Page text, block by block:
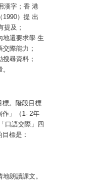
漢字；香 港
1990）提 出
提及；
地還要求學 生
際能力；
尋資料；
標。階段目標
作」（1- 2年
口語交際」四
標是：
朗讀課文。